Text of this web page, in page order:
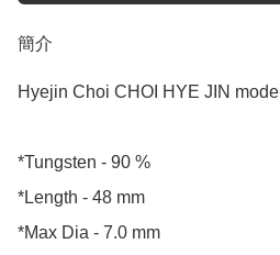
簡介
Hyejin Choi CHOI HYE JIN model
*Tungsten - 90 %
*Length - 48 mm
*Max Dia - 7.0 mm